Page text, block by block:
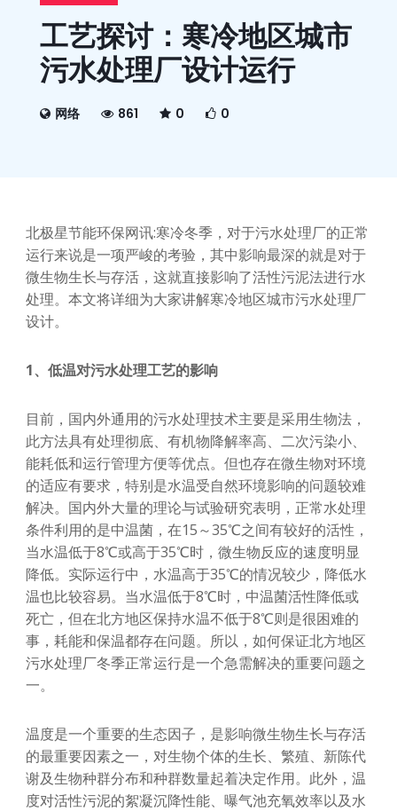
工艺探讨：寒冷地区城市
污水处理厂设计运行
网络 861 0 0
北极星节能环保网讯:寒冷冬季，对于污水处理厂的正常
运行来说是一项严峻的考验，其中影响最深的就是对于
微生物生长与存活，这就直接影响了活性污泥法进行水
处理。本文将详细为大家讲解寒冷地区城市污水处理厂
设计。
1、低温对污水处理工艺的影响
目前，国内外通用的污水处理技术主要是采用生物法，
此方法具有处理彻底、有机物降解率高、二次污染小、
能耗低和运行管理方便等优点。但也存在微生物对环境
的适应有要求，特别是水温受自然环境影响的问题较难
解决。国内外大量的理论与试验研究表明，正常水处理
条件利用的是中温菌，在15～35℃之间有较好的活性，
当水温低于8℃或高于35℃时，微生物反应的速度明显
降低。实际运行中，水温高于35℃的情况较少，降低水
温也比较容易。当水温低于8℃时，中温菌活性降低或
死亡，但在北方地区保持水温不低于8℃则是很困难的
事，耗能和保温都存在问题。所以，如何保证北方地区
污水处理厂冬季正常运行是一个急需解决的重要问题之
一。
温度是一个重要的生态因子，是影响微生物生长与存活
的最重要因素之一，对生物个体的生长、繁殖、新陈代
谢及生物种群分布和种群数量起着决定作用。此外，温
度对活性污泥的絮凝沉降性能、曝气池充氧效率以及水